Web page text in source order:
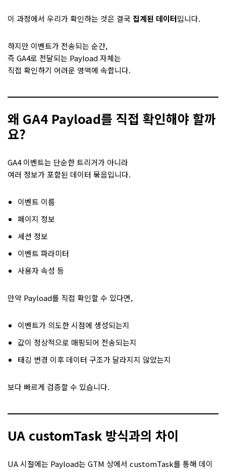
이 과정에서 우리가 확인하는 것은 결국 집계된 데이터입니다.
하지만 이벤트가 전송되는 순간,
즉 GA4로 전달되는 Payload 자체는
직접 확인하기 어려운 영역에 속합니다.
왜 GA4 Payload를 직접 확인해야 할까
요?
GA4 이벤트는 단순한 트리거가 아니라
여러 정보가 포함된 데이터 묶음입니다.
이벤트 이름
페이지 정보
세션 정보
이벤트 파라미터
사용자 속성 등
만약 Payload를 직접 확인할 수 있다면,
이벤트가 의도한 시점에 생성되는지
값이 정상적으로 매핑되어 전송되는지
태깅 변경 이후 데이터 구조가 달라지지 않았는지
보다 빠르게 검증할 수 있습니다.
UA customTask 방식과의 차이
UA 시절에는 Payload는 GTM 상에서 customTask를 통해 데이